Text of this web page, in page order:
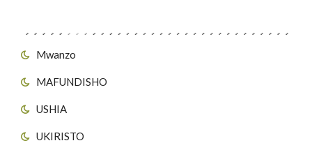
Mwanzo
MAFUNDISHO
USHIA
UKIRISTO